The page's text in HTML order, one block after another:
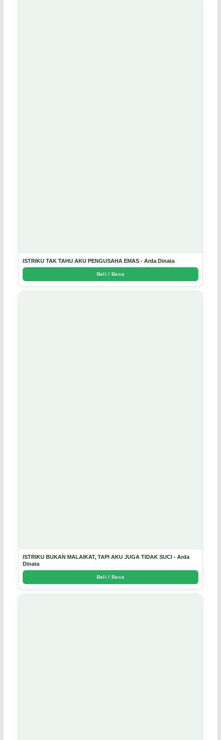
ISTRIKU TAK TAHU AKU PENGUSAHA EMAS - Arda Dinata
Beli / Baca
ISTRIKU BUKAN MALAIKAT, TAPI AKU JUGA TIDAK SUCI - Arda
Dinata
Beli / Baca